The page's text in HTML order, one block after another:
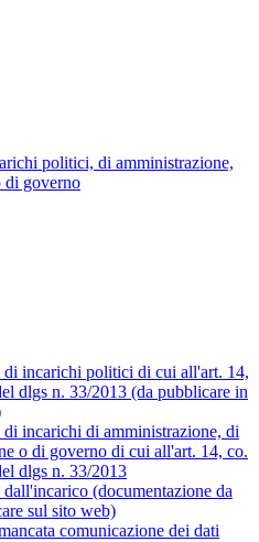
politici, di amministrazione,
di governo
incarichi politici di cui all'art. 14,
dlgs n. 33/2013 (da pubblicare in
incarichi di amministrazione, di
o di governo di cui all'art. 14, co.
dlgs n. 33/2013
dall'incarico (documentazione da
sul sito web)
comunicazione dei dati